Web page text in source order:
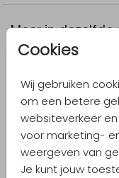
Cookies
Wij gebruiken
om een betere
websiteverkeer
voor marketing-
weergeven van
Je kunt jouw
Meer in dezelfde